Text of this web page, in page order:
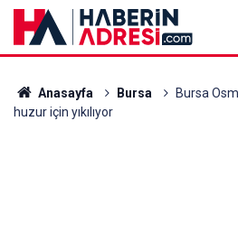
Anasayfa Bursa
Bursa
huzur için yıkılıyor